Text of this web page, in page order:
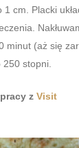
1 cm. Placki
minut (aż się
stopni.
z Visit